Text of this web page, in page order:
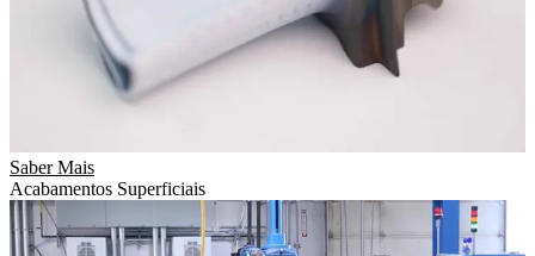
Saber Mais
Acabamentos Superficiais